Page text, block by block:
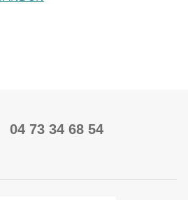
04 73 34 68 54